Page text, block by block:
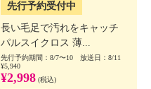
先行予約受付中
長い毛足で汚れをキャッチ
パルスイクロス 薄...
先行予約期間：8/7〜10 放送日：8/11
¥5,940
¥2,998 (税込)